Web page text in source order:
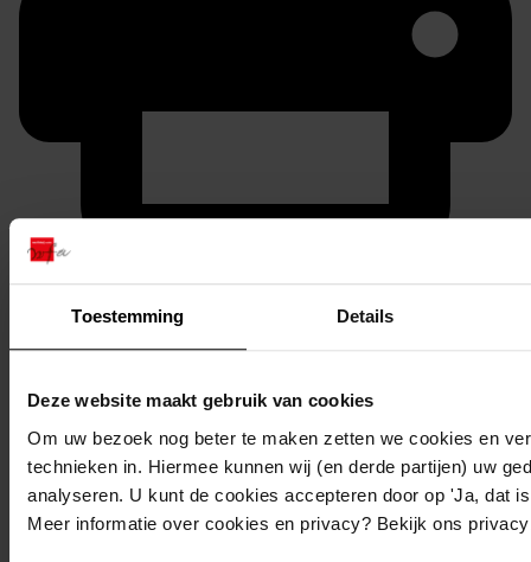
Toestemming Details
Deze website maakt gebruik van cookies
Om uw bezoek nog beter te maken zetten we cookies en
technieken in. Hiermee kunnen wij (en derde partijen) uw
analyseren. U kunt de cookies accepteren door op 'Ja, dat
Meer informatie over cookies en privacy? Bekijk ons
Printen
duurzaam webadres
Inventaris
13. Inv. nrs 1201-1300